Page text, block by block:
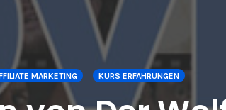
MARKETING KURS ERFAHRUNGEN